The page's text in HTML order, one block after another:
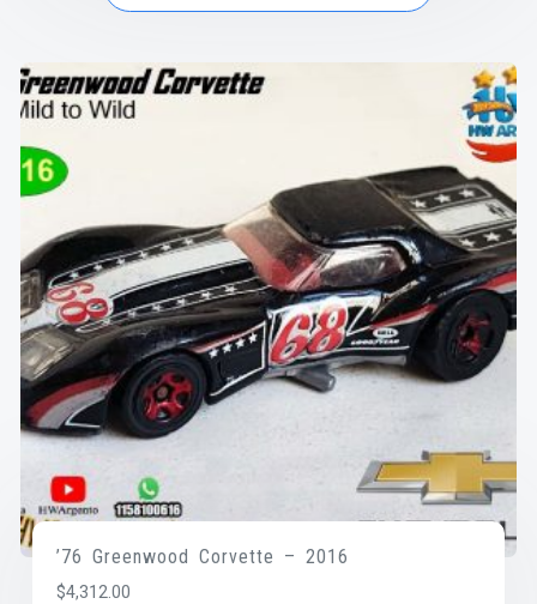
’76 Greenwood Corvette – 2016
$4,312.00